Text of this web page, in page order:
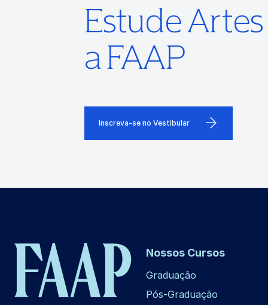
Estude
a FAAP
Inscreva-se no Vestibular
Nossos Cursos
Graduação
Pós-Graduação